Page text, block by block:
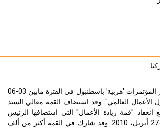
انعقد مؤتمر القمة العالمي الثاني لريادة الأعمال في مركز المؤتمرات 'هربية' باسطنبول في الفترة مابين 03-06
الأعمال العالمي". وقد استضاف القمة معالي السيد
"قمة ريادة الأعمال" التي استضافها الرئيس
الأميركي باراك اوباما في واشنطن في الفترة مابين 26-27 أبريل، 2010. وقد شارك في القمة أكثر من ألف